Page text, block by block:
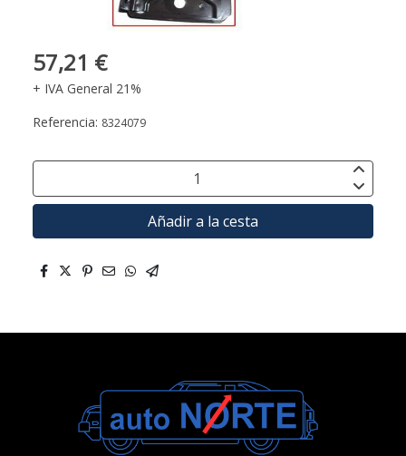
57,21 €
+ IVA General 21%
Referencia: 8324079
Añadir a la cesta